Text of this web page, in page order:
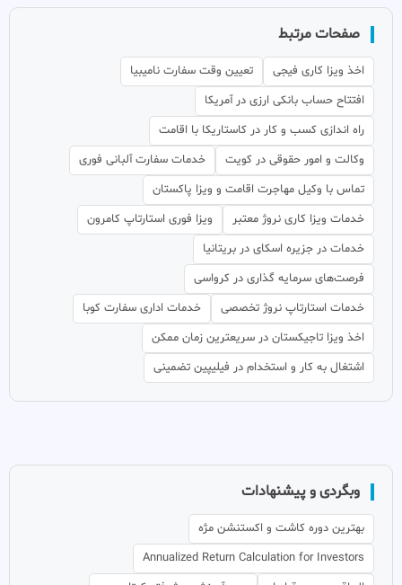
صفحات مرتبط
اخذ ویزا کاری فیجی
تعیین وقت سفارت نامیبیا
افتتاح حساب بانکی ارزی در آمریکا
راه اندازی کسب و کار در کاستاریکا با اقامت
وکالت و امور حقوقی در کویت
خدمات سفارت آلبانی فوری
تماس با وکیل مهاجرت اقامت و ویزا پاکستان
خدمات ویزا کاری نروژ معتبر
ویزا فوری استارتاپ کامرون
خدمات در جزیره اسکای در بریتانیا
فرصت‌های سرمایه گذاری در کرواسی
خدمات استارتاپ نروژ تخصصی
خدمات اداری سفارت کوبا
اخذ ویزا تاجیکستان در سریعترین زمان ممکن
اشتغال به کار و استخدام در فیلیپین تضمینی
وبگردی و پیشنهادات
بهترین دوره کاشت و اکستنشن مژه
Annualized Return Calculation for Investors